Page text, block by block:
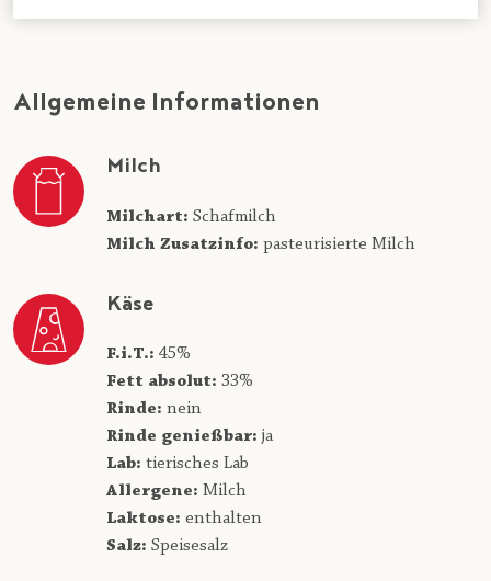
Allgemeine Informationen
Milch
Milchart: Schafmilch
Milch Zusatzinfo: pasteurisierte Milch
Käse
F.i.T.: 45%
Fett absolut: 33%
Rinde: nein
Rinde genießbar: ja
Lab: tierisches Lab
Allergene: Milch
Laktose: enthalten
Salz: Speisesalz